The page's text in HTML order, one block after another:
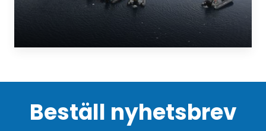
Beställ nyhetsbrev